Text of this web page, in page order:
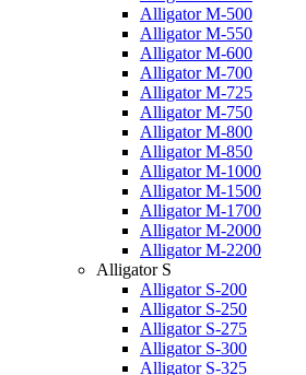
Alligator M-500
Alligator M-550
Alligator M-600
Alligator M-700
Alligator M-725
Alligator M-750
Alligator M-800
Alligator M-850
Alligator M-1000
Alligator M-1500
Alligator M-1700
Alligator M-2000
Alligator M-2200
Alligator S
Alligator S-200
Alligator S-250
Alligator S-275
Alligator S-300
Alligator S-325